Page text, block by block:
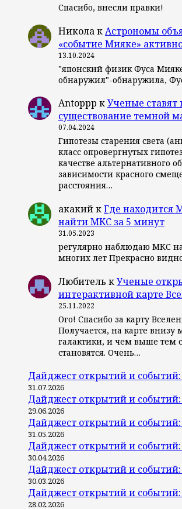
Спасибо, внесли правки!
НиколакАстрономы
«событие Мияке»
13.10.2024
"японский физик Фуса
обнаружил"-обнаружила,
Antoppp кУченые
существование темной
07.04.2024
Гипотезы старения света
класс опровергнутых
качестве альтернативного
зависимости красного
расстояния…
акакийкГде находится
найти МКС за 5 минут
31.05.2023
регулярно наблюдаю МКС
многих лет Прекрасно
Любитель кУченые
интерактивной карте
25.11.2022
Ого! Спасибо за карту
Получается, на карте внизу
галактики, и чем выше тем
становятся. Очень…
Дайджест открытий и
31.07.2026
Дайджест открытий и
29.06.2026
Дайджест открытий и
31.05.2026
Дайджест открытий и событий:
30.04.2026
Дайджест открытий и
30.03.2026
Дайджест открытий и событий:
28.02.2026